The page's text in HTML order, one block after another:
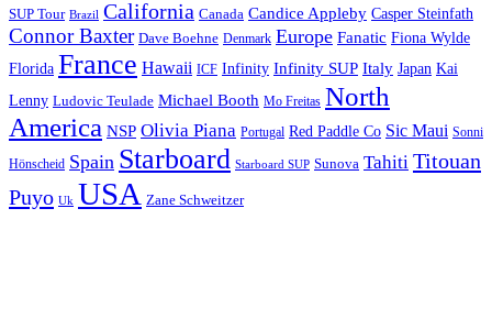
SUP Tour Brazil California Canada Candice Appleby Casper Steinfath
Connor Baxter Dave Boehne Denmark Europe Fanatic Fiona Wylde
Florida France Hawaii ICF Infinity Infinity SUP Italy Japan Kai
Lenny Ludovic Teulade Michael Booth Mo Freitas North
America NSP Olivia Piana Portugal Red Paddle Co Sic Maui Sonni
Hönscheid Spain Starboard Starboard SUP Sunova Tahiti Titouan
Puyo Uk USA Zane Schweitzer